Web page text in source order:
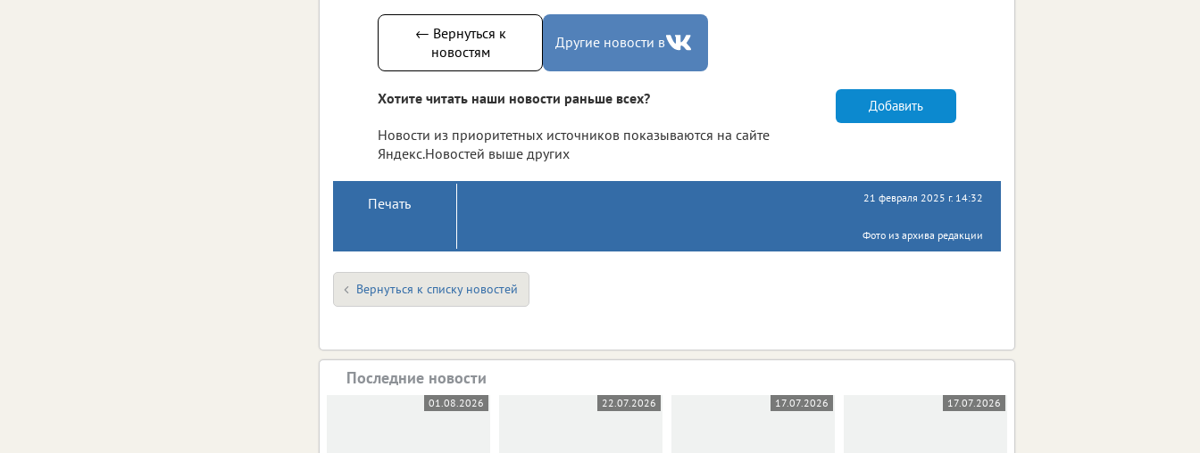
← Вернуться к
новостям
Другие новости в
Хотите читать наши новости раньше всех?
Новости из приоритетных источников показываются на сайте
Яндекс.Новостей выше других
Добавить
Печать 21 февраля 2025 г. 14:32
Фото из архива редакции
Вернуться к списку новостей
Последние новости
01.08.2026 22.07.2026 17.07.2026 17.07.2026